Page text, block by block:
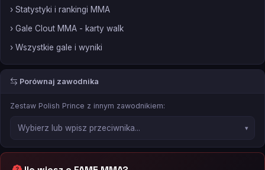
› Statystyki i rankingi MMA
› Gale Clout MMA - karty walk
› Wszystkie gale i wyniki
Porównaj zawodnika
Zestaw Polish Prince z innym zawodnikiem: